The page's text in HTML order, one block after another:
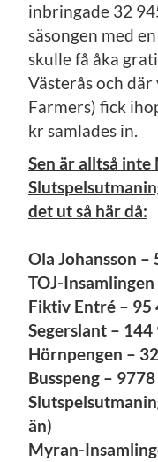
inbringade 32
säsongen med
skulle få åka
Västerås och
Farmers) fick
kr samlades in.
Sen är alltså
det ut så här då:
Ola Johansson –
TOJ-
Fiktiv Entré – 95
Segerslant –
Hörnpengen –
Busspeng –
än)
Myran-